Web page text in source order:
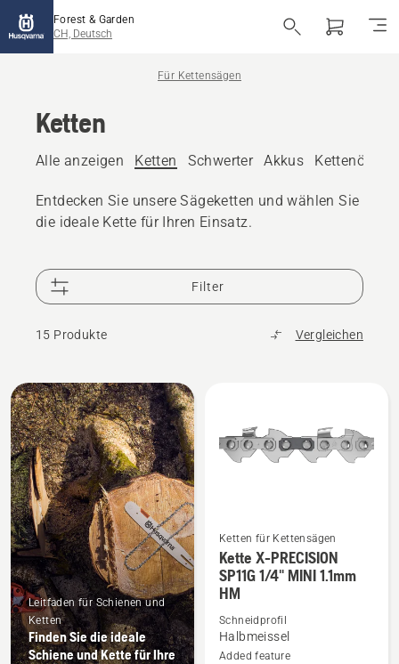
Forest & Garden
CH, Deutsch
Für Kettensägen
Ketten
Alle anzeigen Ketten Schwerter Akkus Kettenöl
Entdecken Sie unsere Sägeketten und wählen Sie
die ideale Kette für Ihren Einsatz.
Filter
15 Produkte Vergleichen
Alle
Produkte
Leitfaden für Schienen und
Ketten
Finden Sie die ideale
Schiene und Kette für Ihre
Mehr
Details
zu
Kette
PRECISION
Ketten für Kettensägen
Kette X-PRECISION
SP11G 1/4" MINI 1.1mm
HM
Schneidprofil
Halbmeissel
Added feature